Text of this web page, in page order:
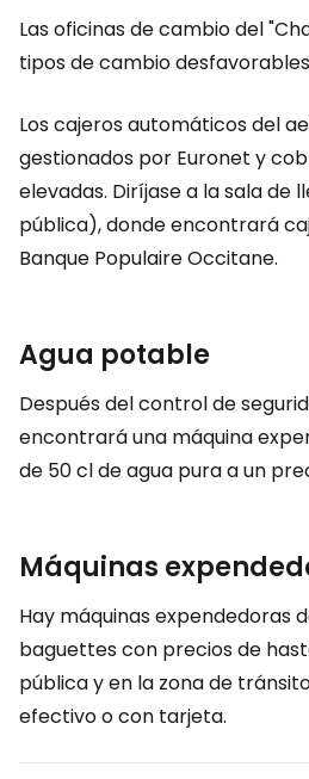
Las oficinas de cambio del
tipos de cambio
Los cajeros automáticos del
gestionados por Euronet y
elevadas. Diríjase a la sala de
pública), donde encontrará
Banque Populaire Occitane.
Agua potable
Después del control de
encontrará una máquina
de 50 cl de agua pura a un
Máquinas
Hay máquinas expendedoras
baguettes con precios de
pública y en la zona de
efectivo o con tarjeta.